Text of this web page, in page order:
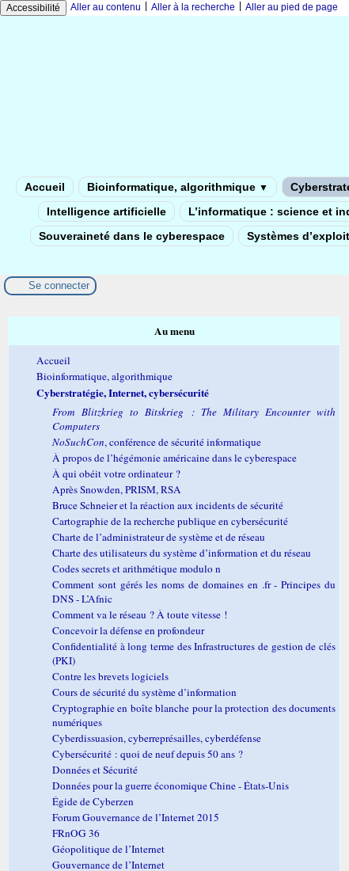
Accessibilité Aller au contenu Aller à la recherche Aller au pied de page
Accueil Bioinformatique, algorithmique ▼
Intelligence artificielle
L’informatique : science et
Souveraineté dans le cyberespace
Systèmes
Se connecter
Au menu
Accueil
Bioinformatique, algorithmique
Cyberstratégie, Internet, cybersécurité
From Blitzkrieg to Bitskrieg : The Military Encounter with
Computers
NoSuchCon, conférence de sécurité informatique
À propos de l’hégémonie américaine dans le cyberespace
À qui obéit votre ordinateur ?
Après Snowden, PRISM, RSA
Bruce Schneier et la réaction aux incidents de sécurité
Cartographie de la recherche publique en cybersécurité
Charte de l’administrateur de système et de réseau
Charte des utilisateurs du système d’information et du réseau
Codes secrets et arithmétique modulo n
Comment sont gérés les noms de domaines en .fr - Principes du
DNS - L’Afnic
Comment va le réseau ? À toute vitesse !
Concevoir la défense en profondeur
Confidentialité à long terme des Infrastructures de gestion de clés
(PKI)
Contre les brevets logiciels
Cours de sécurité du système d’information
Cryptographie en boîte blanche pour la protection des documents
numériques
Cyberdissuasion, cyberreprésailles, cyberdéfense
Cybersécurité : quoi de neuf depuis 50 ans ?
Données et Sécurité
Données pour la guerre économique Chine - États-Unis
Égide de Cyberzen
Forum Gouvernance de l’Internet 2015
FRnOG 36
Géopolitique de l’Internet
Gouvernance de l’Internet